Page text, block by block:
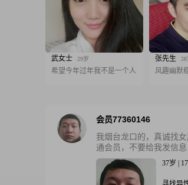
武女士 29岁
希望今年过年我不是一个人
张先生 28
风趣幽默
会员77360146
我烟台龙口的，真诚找
通会员，不要给我发信息
37岁 |